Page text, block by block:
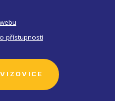
přístupnosti